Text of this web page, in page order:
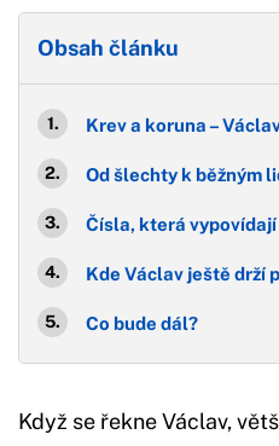
Obsah článku
Krev a koruna –
Od šlechty k běžným
Čísla, která vypovídají
Kde Václav ještě drží
Co bude dál?
Když se řekne Václav,